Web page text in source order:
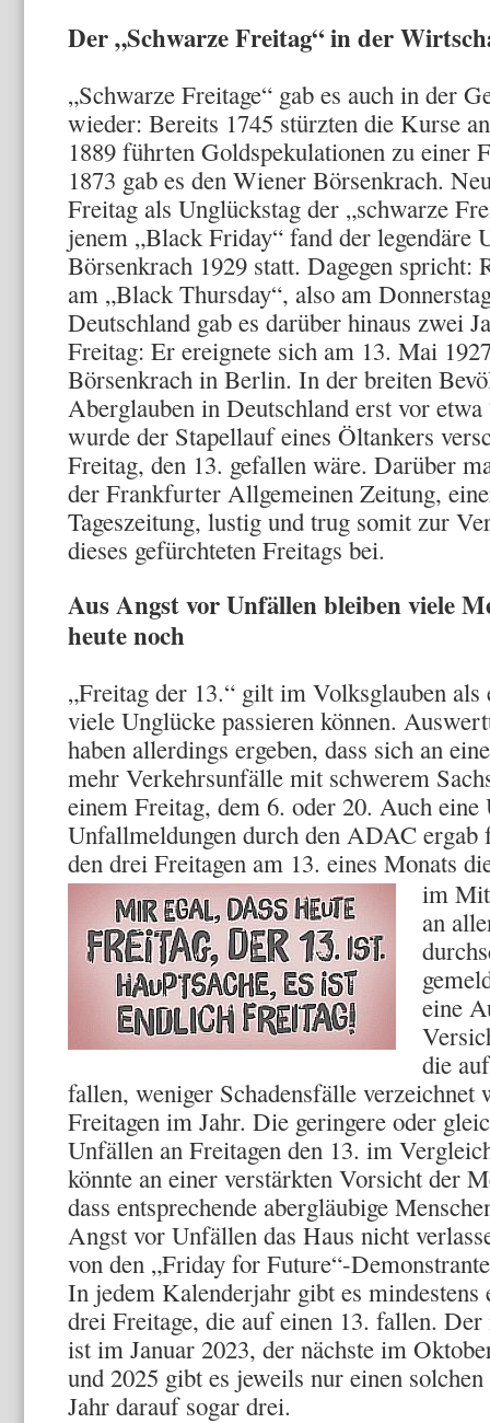
Der „Schwarze Freitag“ in der
„Schwarze Freitage“ gab es auch in der
wieder: Bereits 1745 stürzten die Kurse
1889 führten Goldspekulationen zu einer
1873 gab es den Wiener Börsenkrach.
Freitag als Unglückstag der „schwarze
jenem „Black Friday“ fand der legendäre
Börsenkrach 1929 statt. Dagegen spricht:
am „Black Thursday“, also am
Deutschland gab es darüber hinaus zwei
Freitag: Er ereignete sich am 13. Mai
Börsenkrach in Berlin. In der breiten
Aberglauben in Deutschland erst vor
wurde der Stapellauf eines Öltankers
Freitag, den 13. gefallen wäre. Darüber
der Frankfurter Allgemeinen Zeitung,
Tageszeitung, lustig und trug somit zur
dieses gefürchteten Freitags bei.
Aus Angst vor Unfällen bleiben viele
heute noch
„Freitag der 13.“ gilt im Volksglauben als
viele Unglücke passieren können.
haben allerdings ergeben, dass sich an
mehr Verkehrsunfälle mit schwerem
einem Freitag, dem 6. oder 20. Auch eine
Unfallmeldungen durch den ADAC ergab
den drei Freitagen am 13. eines Monats
im
an
eine
die
fallen, weniger Schadensfälle verzeichnet
Freitagen im Jahr. Die geringere oder
Unfällen an Freitagen den 13. im
könnte an einer verstärkten Vorsicht der
dass entsprechende abergläubige
Angst vor Unfällen das Haus nicht
von den „Friday for Future“-
In jedem Kalenderjahr gibt es mindestens
drei Freitage, die auf einen 13. fallen. Der
ist im Januar 2023, der nächste im
und 2025 gibt es jeweils nur einen
Jahr darauf sogar drei.